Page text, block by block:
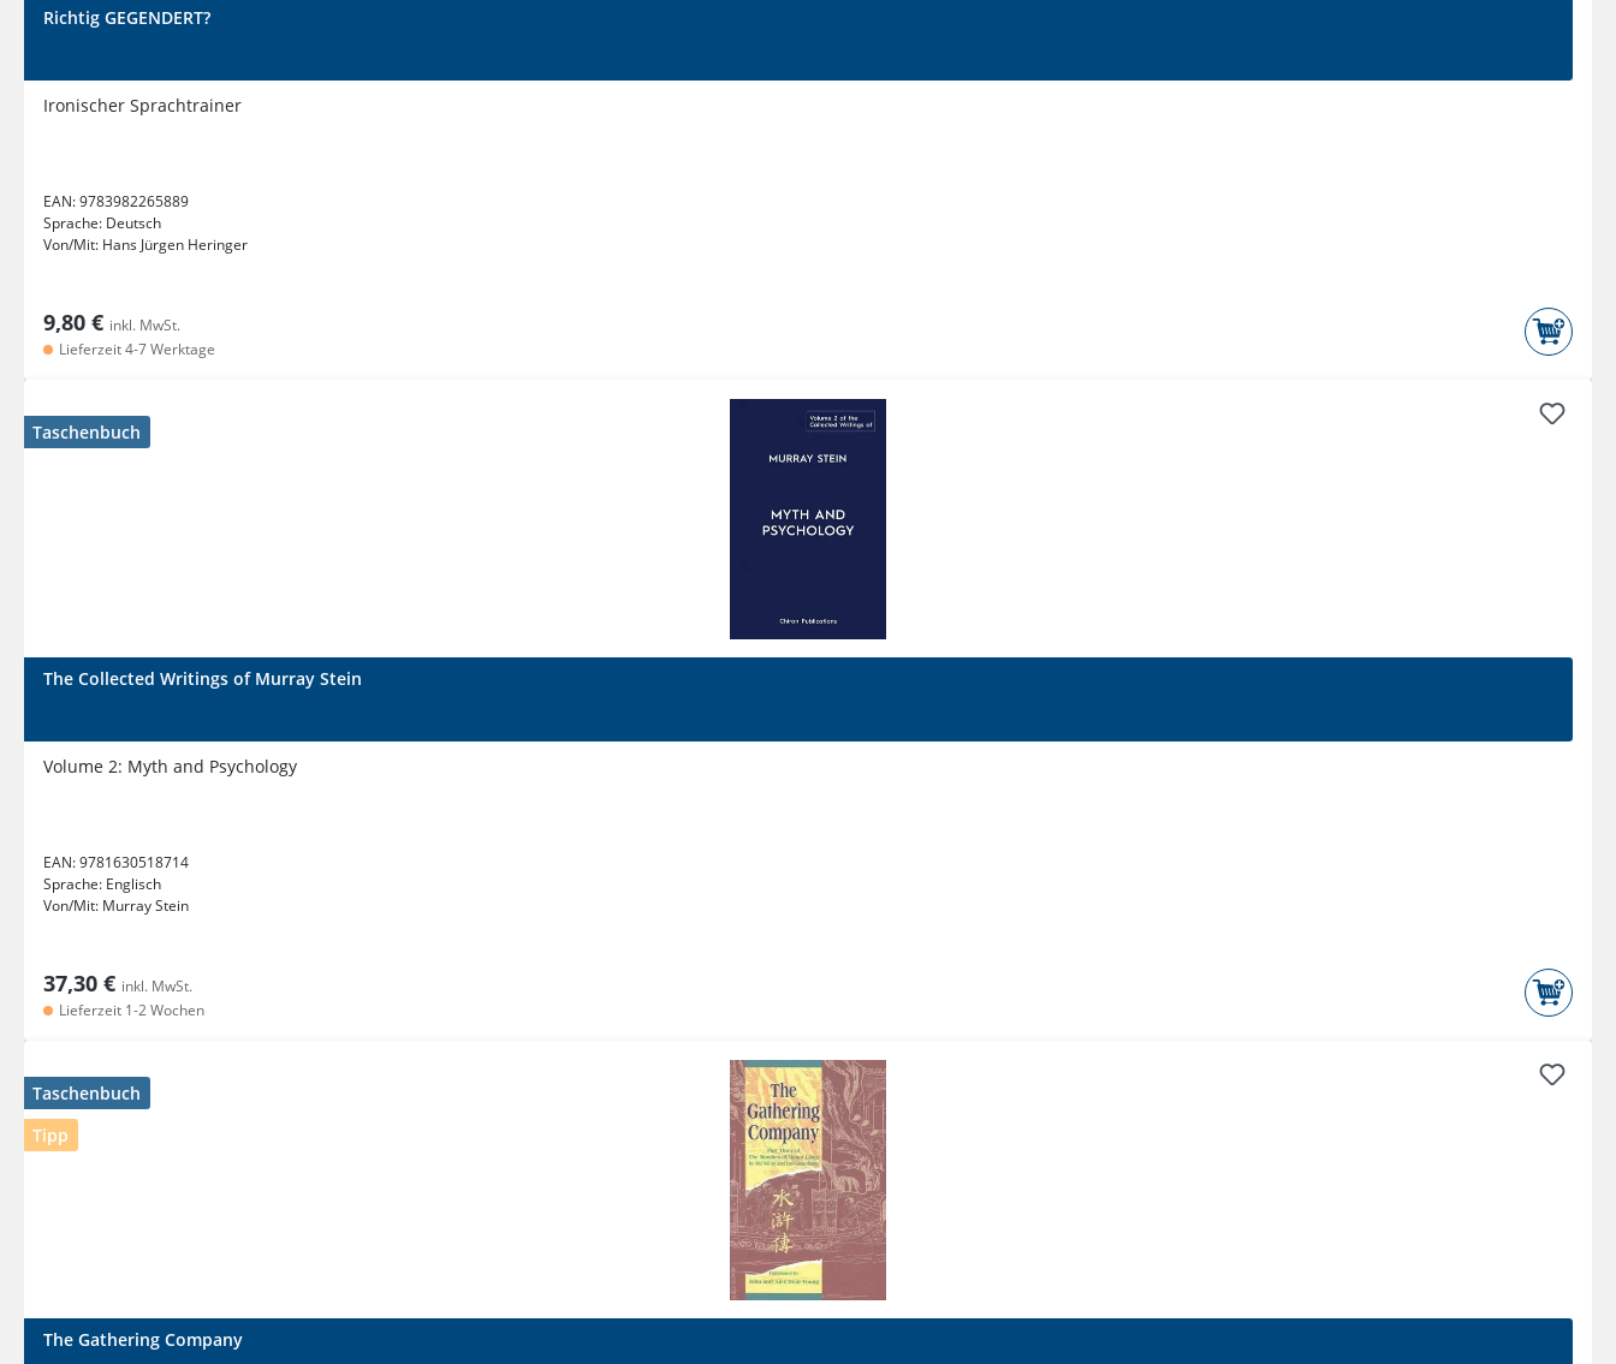
Richtig GEGENDERT?
Ironischer Sprachtrainer
EAN:9783982265889
Sprache: Deutsch
Von/Mit: Hans Jürgen Heringer
9,80 € inkl. MwSt.
Lieferzeit 4-7 Werktage
Taschenbuch
The Collected Writings of Murray Stein
Volume 2: Myth and Psychology
EAN:9781630518714
Sprache: Englisch
Von/Mit: Murray Stein
37,30 € inkl. MwSt.
Lieferzeit 1-2 Wochen
Taschenbuch
Tipp
The Gathering Company